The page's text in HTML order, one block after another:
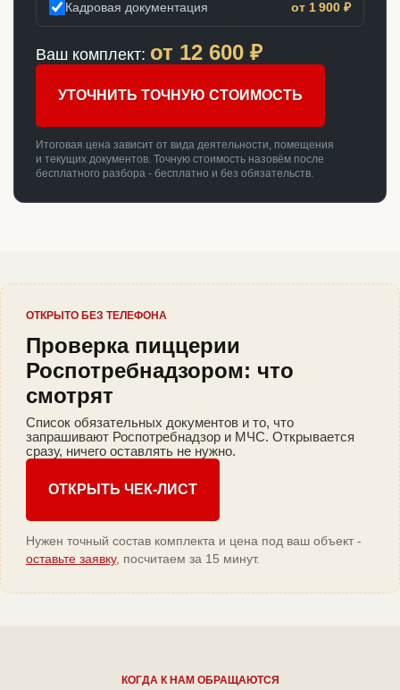
Кадровая документация от 1 900 ₽
Ваш комплект: от 12 600 ₽
УТОЧНИТЬ ТОЧНУЮ СТОИМОСТЬ
Итоговая цена зависит от вида деятельности, помещения
и текущих документов. Точную стоимость назовём после
бесплатного разбора - бесплатно и без обязательств.
ОТКРЫТО БЕЗ ТЕЛЕФОНА
Проверка пиццерии
Роспотребнадзором: что
смотрят
Список обязательных документов и то, что
запрашивают Роспотребнадзор и МЧС. Открывается
сразу, ничего оставлять не нужно.
ОТКРЫТЬ ЧЕК-ЛИСТ
Нужен точный состав комплекта и цена под ваш объект -
оставьте заявку, посчитаем за 15 минут.
КОГДА К НАМ ОБРАЩАЮТСЯ